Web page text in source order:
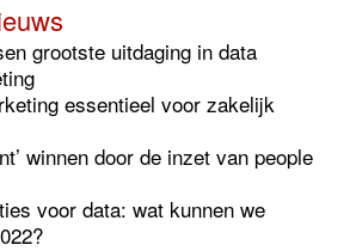
grootste uitdaging in data
essentieel voor zakelijk
winnen door de inzet van people
voor data: wat kunnen we